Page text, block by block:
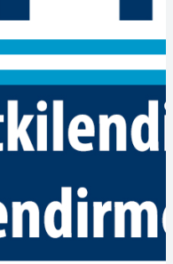
sınavında Teorik ve
yapılır.
4 seçenekli çoktan seçmeli
için % 60 başarı